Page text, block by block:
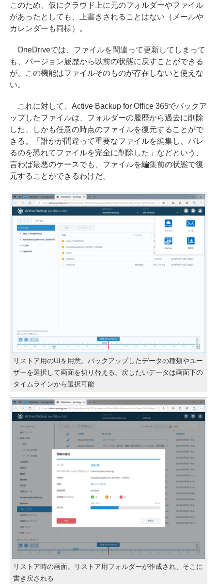
このため、仮にクラウド上に元のフォルダーやファイル
があったとしても、上書きされることはない（メールや
カレンダーも同様）。
OneDriveでは、ファイルを間違って更新してしまって
も、バージョン履歴から以前の状態に戻すことができる
が、この機能はファイルそのものが存在しないと使えな
い。
これに対して、Active Backup for Office 365でバックア
ップしたファイルは、フォルダーの履歴から過去に削除
した、しかも任意の時点のファイルを復元することがで
きる。「誰かが間違って重要なファイルを編集し、バレ
るのを恐れてファイルを完全に削除した」などという、
言わば最悪のケースでも、ファイルを編集前の状態で復
元することができるわけだ。
リストア用のUIを用意。バックアップしたデータの種類やユー
ザーを選択して画面を切り替える。戻したいデータは画面下の
タイムラインから選択可能
リストア時の画面。リストア用フォルダーが作成され、そこに
書き戻される